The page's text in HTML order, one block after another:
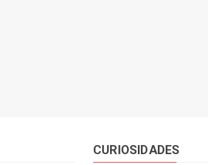
CURIOSIDADES